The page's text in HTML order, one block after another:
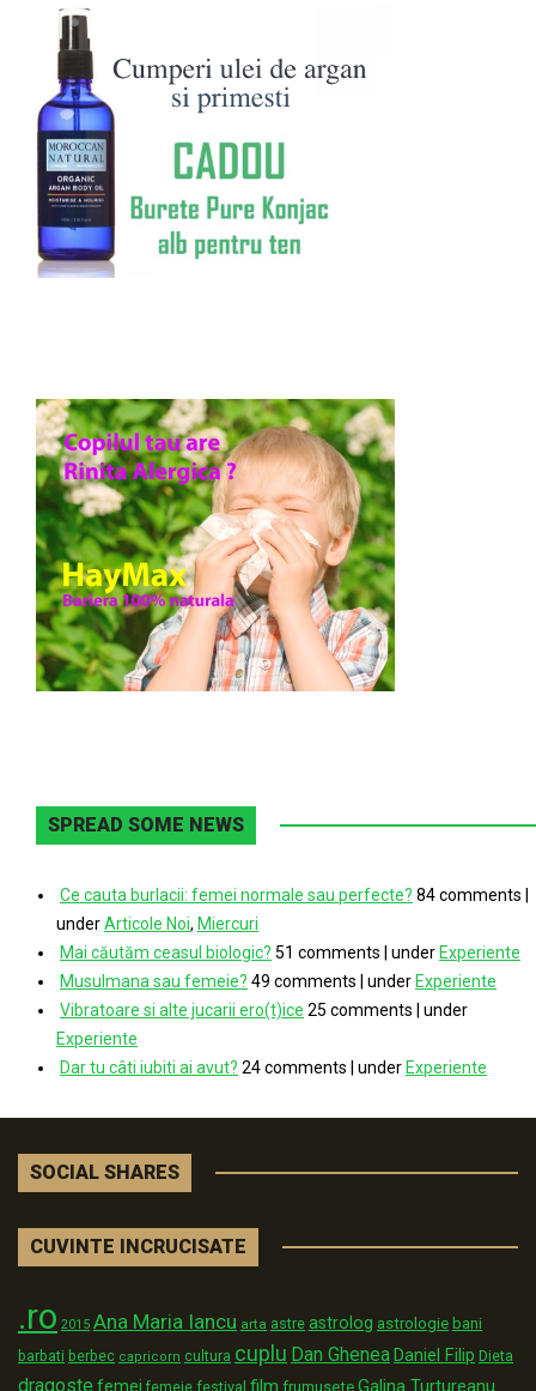
SPREAD SOME NEWS
Ce cauta burlacii: femei normale sau perfecte? 84 comments
underArticole Noi, Miercuri
Mai căutăm ceasul biologic? 51 comments under Experiente
Musulmana sau femeie? 49 comments under Experiente
Vibratoare si alte jucarii ero(t)ice 25 comments
under
Experiente
Dar tu câti iubiti ai avut? 24 comments under Experiente
SOCIAL SHARES
CUVINTE INCRUCISATE
.ro 2015 Ana Maria Iancu arta astre astrolog astrologie bani
barbati berbec capricorn cultura cuplu Dan GheneaDaniel Filip Dieta
dragoste femei femeie festival film frumusete Galina Turtureanu